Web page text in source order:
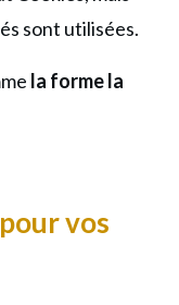
sont utilisées.
la forme la
vos